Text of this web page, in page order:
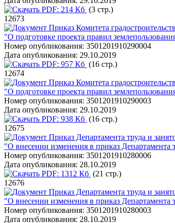
PDF: 214 Кб (3 стр.)
12673
Приказ Комитета
"О подготовке проекта правил
Номер опубликования: 3501201910290004
Дата опубликования: 29.10.2019
PDF: 957 Кб (16 стр.)
12674
Приказ Комитета
"О подготовке проекта правил
Номер опубликования: 3501201910290003
Дата опубликования: 29.10.2019
PDF: 938 Кб (16 стр.)
12675
Приказ Департамента труда и
"О внесении изменения в приказ Департамента
Номер опубликования: 3501201910280006
Дата опубликования: 28.10.2019
PDF: 1312 Кб (21 стр.)
12676
Приказ Департамента труда и
"О внесении изменения в приказ Департамента
Номер опубликования: 3501201910280003
Дата опубликования: 28.10.2019